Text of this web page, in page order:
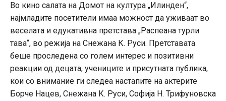
Во кино салата на Домот на култура „Илинден“,
најмладите посетители имаа можност да уживаат во
веселата и едукативна претстава „Распеана турли
тава“, во режија на Снежана К. Руси. Претставата
беше проследена со голем интерес и позитивни
реакции од децата, учениците и присутната публика,
кои со внимание ги следеа настапите на актерите
Борче Нацев, Снежана К. Руси, Софија Н. Трифуновска